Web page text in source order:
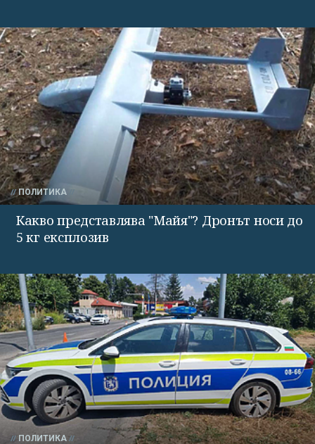
ПОЛИТИКА
Какво представлява "Майя"? Дронът носи до
5 кг експлозив
ПОЛИТИКА